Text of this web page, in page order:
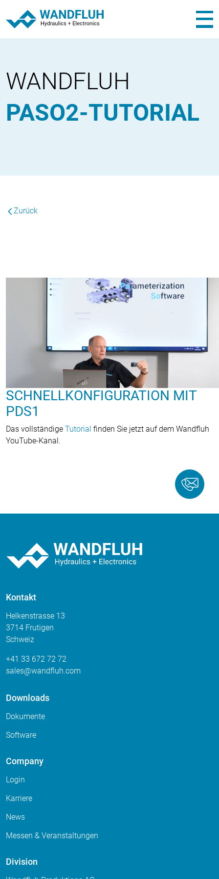
WANDFLUH
PASO2-TUTORIAL
Zurück
SCHNELLKONFIGURATION MIT
PDS1
Das vollständige Tutorial finden Sie jetzt auf dem Wandfluh
YouTube-Kanal.
Kontakt
Helkenstrasse 13
3714 Frutigen
Schweiz
+41 33 672 72 72
sales
wandfluh com
Downloads
Dokumente
Software
Company
Login
Karriere
News
Messen & Veranstaltungen
Division